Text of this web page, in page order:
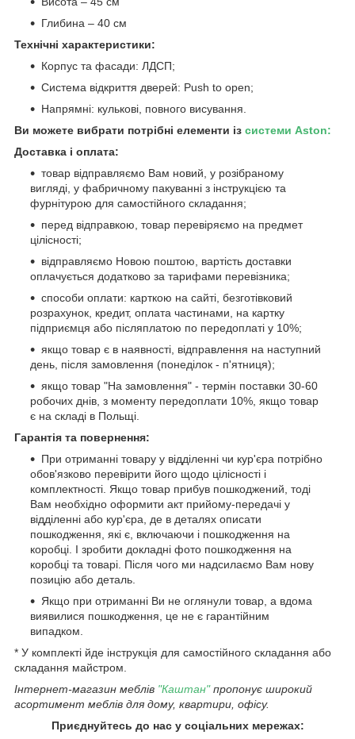
Глибина – 40 см
Технічні характеристики:
Корпус та фасади: ЛДСП;
Система відкриття дверей: Push to open;
Напрямні: кулькові, повного висування.
Ви можете вибрати потрібні елементи із системи Aston:
Доставка і оплата:
товар відправляємо Вам новий, у розібраному
вигляді, у фабричному пакуванні з інструкцією та
фурнітурою для самостійного складання;
перед відправкою, товар перевіряємо на предмет
цілісності;
відправляємо Новою поштою, вартість доставки
оплачується додатково за тарифами перевізника;
способи оплати: карткою на сайті, безготівковий
розрахунок, кредит, оплата частинами, на картку
підприємця або післяплатою по передоплаті у 10%;
якщо товар є в наявності, відправлення на наступний
день, після замовлення (понеділок - п'ятниця);
якщо товар "На замовлення" - термін поставки 30-60
робочих днів, з моменту передоплати 10%, якщо товар
є на складі в Польщі.
Гарантія та повернення:
При отриманні товару у відділенні чи кур'єра потрібно
обов'язково перевірити його щодо цілісності і
комплектності. Якщо товар прибув пошкоджений, тоді
Вам необхідно оформити акт прийому-передачі у
відділенні або кур'єра, де в деталях описати
пошкодження, які є, включаючи і пошкодження на
коробці. І зробити докладні фото пошкодження на
коробці та товарі. Після чого ми надсилаємо Вам нову
позицію або деталь.
Якщо при отриманні Ви не оглянули товар, а вдома
виявилися пошкодження, це не є гарантійним
випадком.
* У комплекті йде інструкція для самостійного складання або
складання майстром.
Інтернет-магазин меблів "Каштан"пропонує широкий
асортимент меблів для дому, квартири, офісу.
Приєднуйтесь до нас у соціальних мережах: